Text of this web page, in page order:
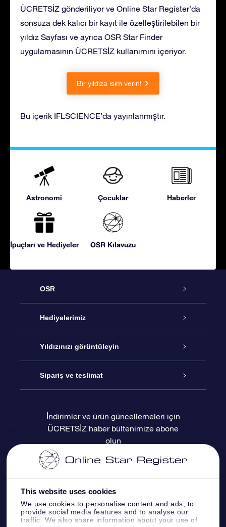
This website uses cookies
We use cookies to personalise content and ads, to
provide social media features and to analyse our
traffic. We also share information about your use of
ÜCRETSİZ gönderiliyor ve Online Star Register‘da
sonsuza dek kalıcı bir kayıt ile özelleştirilebilen bir
yıldız Sayfası ve ayrıca OSR Star Finder
uygulamasının ÜCRETSİZ kullanımını içeriyor.
Bir yıldıza isim verin!
Bu içerik IFLSCIENCE’da yayınlanmıştır.
Astronomi Çocuklar Haberler
İpuçları ve Hediyeler OSR Kılavuzu
OSR
Hizmet
İletişim
Blogu
Değerlendirmeler
Hediyelerimiz
Çevrimiçi Yıldız Hediyesi
OSR Hediye Paketi
OSR Hediye Kartı
Kurumsal hediyeler
Yıldızınızı görüntüleyin
Star Register
Kişiselleştirilmiş Yıldız Sayfası
Bir Milyon Yıldız
OSR Starsaver
Fly me to the stars VR sanal gerçeklik
uygulaması
Sipariş ve teslimat
Ödeme bilgileri
Sevkiyat bilgileri
İade Politikası
Takımyıldızı
İndirimler ve ürün güncellemeleri için
ÜCRETSİZ haber bültenimize abone
olun